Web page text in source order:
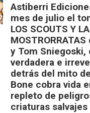
Astiberri
mes de julio el
LOS SCOUTS Y
y Tom Sniegoski,
verdadera e
detrás del mito
Bone cobra vida
repleto de
criaturas salvajes